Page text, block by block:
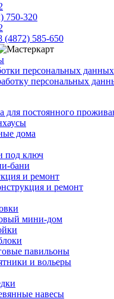
750-320
(4872) 585-650
персональных данных
персональных
для постоянного
дома
под ключ
бани
и ремонт
и ремонт
мини-дом
павильоны
и вольеры
навесы